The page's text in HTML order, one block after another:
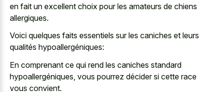
en fait un excellent choix pour les amateurs de chiens
allergiques.
Voici quelques faits essentiels sur les caniches et leurs
qualités hypoallergéniques:
En comprenant ce qui rend les caniches standard
hypoallergéniques, vous pourrez décider si cette race
vous convient.